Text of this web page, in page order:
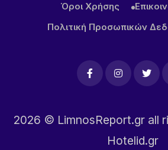
Όροι Χρήσης
Πολιτική Προσωπικών
2026 © LimnosReport.gr all
Hotelid.gr